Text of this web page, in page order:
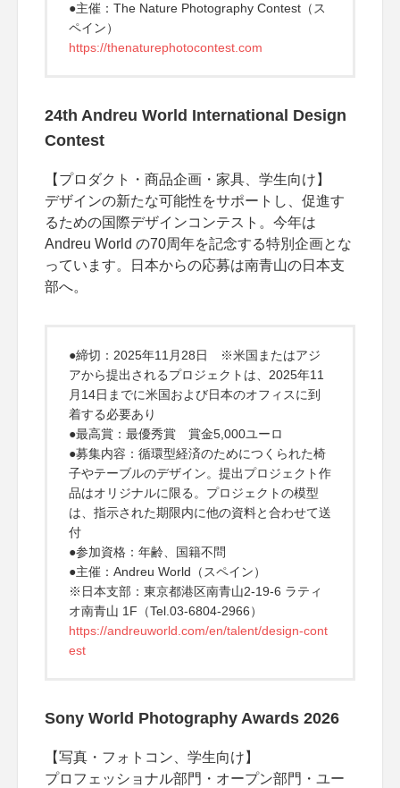
●主催：The Nature Photography Contest（ス
ペイン）
https://thenaturephotocontest.com
24th Andreu World International Design
Contest
【プロダクト・商品企画・家具、学生向け】
デザインの新たな可能性をサポートし、促進す
るための国際デザインコンテスト。今年は
Andreu World の70周年を記念する特別企画とな
っています。日本からの応募は南青山の日本支
部へ。
●締切：2025年11月28日 ※米国またはアジ
アから提出されるプロジェクトは、2025年11
月14日までに米国および日本のオフィスに到
着する必要あり
●最高賞：最優秀賞 賞金5,000ユーロ
●募集内容：循環型経済のためにつくられた椅
子やテーブルのデザイン。提出プロジェクト作
品はオリジナルに限る。プロジェクトの模型
は、指示された期限内に他の資料と合わせて送
付
●参加資格：年齢、国籍不問
●主催：Andreu World（スペイン）
※日本支部：東京都港区南青山2-19-6 ラティ
オ南青山 1F（Tel.03-6804-2966）
https://andreuworld.com/en/talent/design-cont
est
Sony World Photography Awards 2026
【写真・フォトコン、学生向け】
プロフェッショナル部門・オープン部門・ユー